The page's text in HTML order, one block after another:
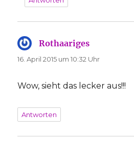
Rothaariges
16. April 2015 um 10:32 Uhr
Wow, sieht das lecker aus!!!
Antworten